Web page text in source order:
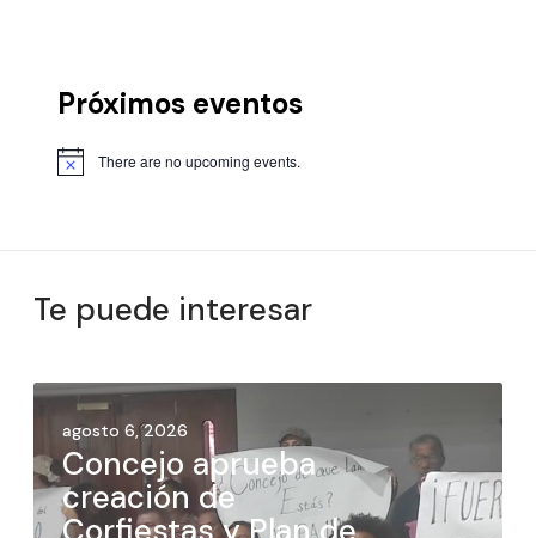
Próximos eventos
There are no upcoming events.
Te puede interesar
agosto 6, 2026
Concejo aprueba
creación de